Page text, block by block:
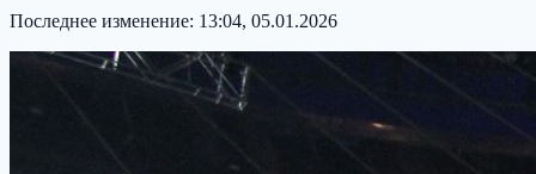
Последнее изменение: 13:04, 05.01.2026